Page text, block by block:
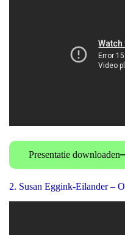
Presentatie downloaden
2. Susan Eggink-Eilander –